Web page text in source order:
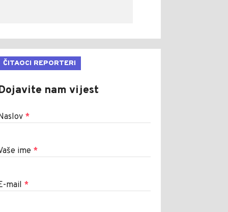
ČITAOCI REPORTERI
nam vijest
*
ime *
mail *